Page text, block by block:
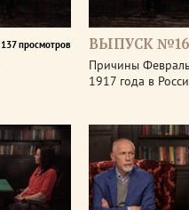
137 просмотров ВЫПУСК
Причины
1917 года в